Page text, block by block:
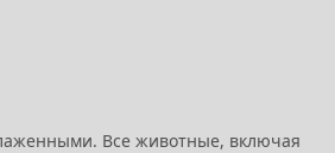
Все животные, включая